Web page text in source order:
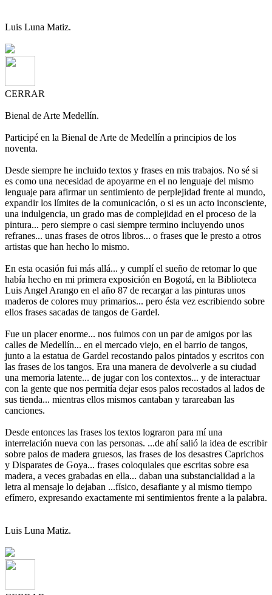
Luis Luna Matiz.
CERRAR
Bienal de Arte Medellín.
Participé en la Bienal de Arte de Medellín a principios de los
noventa.
Desde siempre he incluido textos y frases en mis trabajos. No sé si
es como una necesidad de apoyarme en el no lenguaje del mismo
lenguaje para afirmar un sentimiento de perplejidad frente al mundo,
expandir los límites de la comunicación, o si es un acto inconsciente,
una indulgencia, un grado mas de complejidad en el proceso de la
pintura... pero siempre o casi siempre termino incluyendo unos
refranes... unas frases de otros libros... o frases que le presto a otros
artistas que han hecho lo mismo.
En esta ocasión fui más allá... y cumplí el sueño de retomar lo que
había hecho en mi primera exposición en Bogotá, en la Biblioteca
Luis Angel Arango en el año 87 de recargar a las pinturas unos
maderos de colores muy primarios... pero ésta vez escribiendo sobre
ellos frases sacadas de tangos de Gardel.
Fue un placer enorme... nos fuimos con un par de amigos por las
calles de Medellín... en el mercado viejo, en el barrio de tangos,
junto a la estatua de Gardel recostando palos pintados y escritos con
las frases de los tangos. Era una manera de devolverle a su ciudad
una memoria latente... de jugar con los contextos... y de interactuar
con la gente que nos permitía dejar esos palos recostados al lados de
sus tienda... mientras ellos mismos cantaban y tarareaban las
canciones.
Desde entonces las frases los textos lograron para mí una
interrelación nueva con las personas. ...de ahí salió la idea de escribir
sobre palos de madera gruesos, las frases de los desastres Caprichos
y Disparates de Goya... frases coloquiales que escritas sobre esa
madera, a veces grabadas en ella... daban una substancialidad a la
letra al mensaje lo dejaban ...físico, desafiante y al mismo tiempo
efímero, expresando exactamente mi sentimientos frente a la palabra.
Luis Luna Matiz.